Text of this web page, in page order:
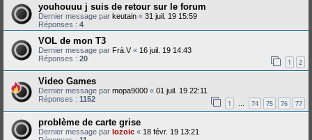
youhouuu j suis de retour sur le forum
Dernier message par keutain « 31 juil. 19 15:59
Réponses : 4
VOL de mon T3
Dernier message par Frà.V« 16 juil. 19 14:43
Réponses : 20 1 2
Video Games
Dernier message par mopa9000 « 01 juil. 19 22:11
Réponses : 1152 1 … 74 75 76 77
problème de carte grise
Dernier message par lozoic « 18 févr. 19 13:21